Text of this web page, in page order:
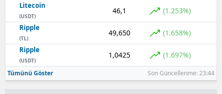
Litecoin
(USDT)
46,1 (1.253%)
Ripple
(TL)
49,650 (1.658%)
Ripple
(USDT)
1,0425 (1.697%)
Tümünü Göster Son Güncellenme: 23:44